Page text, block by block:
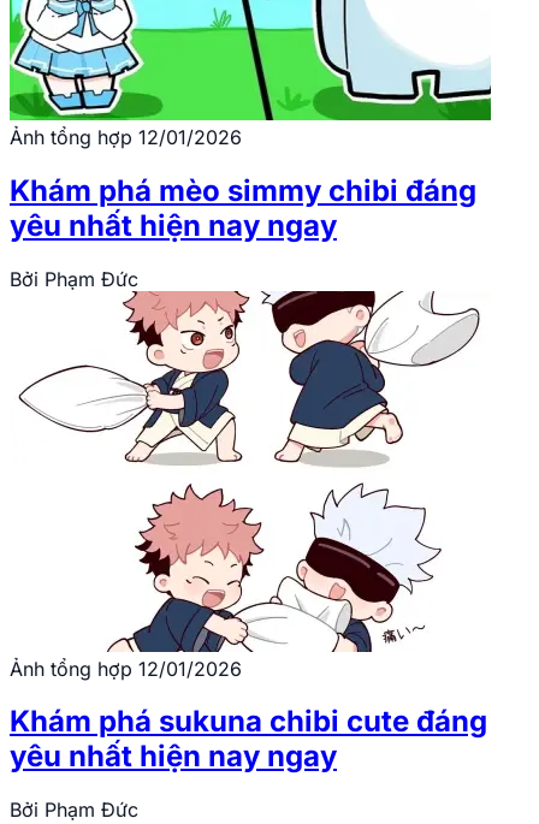
Ảnh tổng hợp 12/01/2026
Khám phá mèo simmy chibi đáng
yêu nhất hiện nay ngay
Bởi Phạm Đức
Ảnh tổng hợp 12/01/2026
Khám phá sukuna chibi cute đáng
yêu nhất hiện nay ngay
Bởi Phạm Đức